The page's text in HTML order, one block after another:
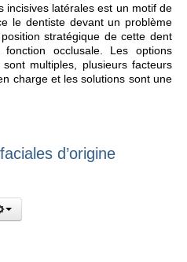
incisives latérales est un motif de
le dentiste devant un problème
stratégique de cette dent
occlusale. Les options
multiples, plusieurs facteurs
charge et les solutions sont une
d’origine